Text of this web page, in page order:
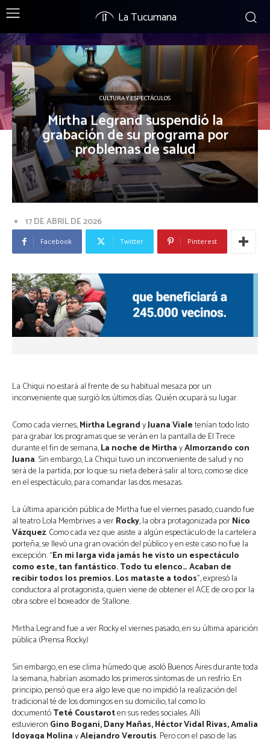
La Tucumana
CULTURA Y ESPECTÁCULOS
Mirtha Legrand suspendió la
grabación de su programa por
problemas de salud
17 DE ABRIL DE 2026
Facebook Twitter Pinterest
La Chiqui no estará al frente de su habitual mesaza por un
inconveniente que surgió los últimos días. Quién ocupará su lugar.
Como cada viernes,Mirtha LegrandyJuana Vialetenían todo listo
para grabar los programas que se verán en la pantalla de El Trece
durante el fin de semana,La noche de MirthayAlmorzando con
Juana. Sin embargo, La Chiqui tuvo un inconveniente de salud y no
será de la partida, por lo que su nieta deberá salir al toro, como se dice
en el espectáculo, para comandar las dos mesazas.
La última aparición pública de Mirtha fue el viernes pasado, cuando fue
al teatro Lola Membrives a verRocky, la obra protagonizada porNico
Vázquez. Como cada vez que asiste a algún espectáculo de la cartelera
porteña, se llevó una gran ovación del público y en este caso no fue la
excepción. “En mi larga vida jamás he visto un espectáculo
como este, tan fantástico. Todo tu elenco… Acaban de
recibir todos los premios. Los mataste a todos”, expresó la
conductora al protagonista, quien viene de obtener el ACE de oro por la
obra sobre el boxeador de Stallone.
Mirtha Legrand fue a ver Rocky el viernes pasado, en su última aparición
pública (Prensa Rocky)
Sin embargo, en ese clima húmedo que asoló Buenos Aires durante toda
la semana, habrían asomado los primeros síntomas de un resfrío. En
principio, pensó que era algo leve que no impidió la realización del
tradicional té de los domingos en su domicilio, tal como lo
documentóTeté Coustaroten sus redes sociales. Allí
estuvieron Gino Bogani, Dany Mañas, Héctor Vidal Rivas, Amalia